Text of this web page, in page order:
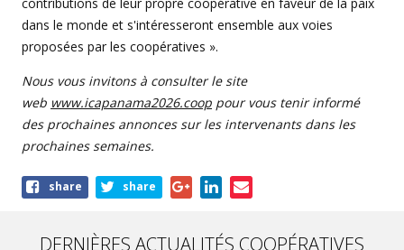
contributions de leur propre coopérative en faveur de la paix
dans le monde et s'intéresseront ensemble aux voies
proposées par les coopératives ».
Nous vous invitons à consulter le site
web www.icapanama2026.coop pour vous tenir informé
des prochaines annonces sur les intervenants dans les
prochaines semaines.
Shareshare share
DERNIÈRES ACTUALITÉS COOPÉRATIVES